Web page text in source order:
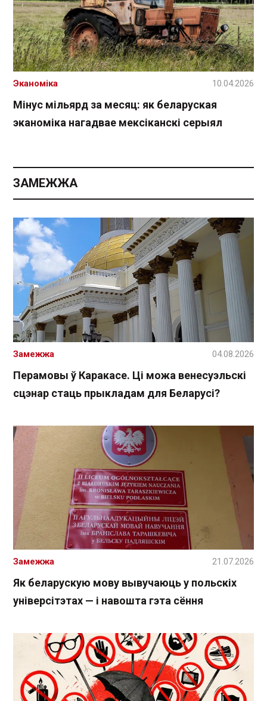
Мінус мільярд за месяц: як беларуская
эканоміка нагадвае мексіканскі серыял
Эканоміка 10.04.2026
ЗАМЕЖЖА
Перамовы ў Каракасе. Ці можа венесуэльскі
сцэнар стаць прыкладам для Беларусі?
Замежжа 04.08.2026
Як беларускую мову вывучаюць у польскіх
універсітэтах — і навошта гэта сёння
Замежжа 21.07.2026